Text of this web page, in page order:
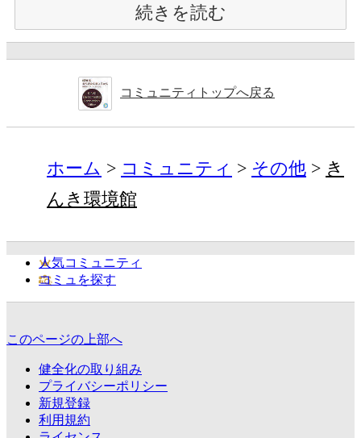
続きを読む
コミュニティトップへ戻る
ホーム コミュニティ その他
き
んき環境館
人気コミュニティ
コミュを探す
このページの上部へ
健全化の取り組み
プライバシーポリシー
新規登録
利用規約